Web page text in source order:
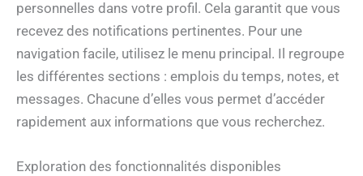
personnelles dans votre profil. Cela garantit que vous
recevez des notifications pertinentes. Pour une
navigation facile, utilisez le menu principal. Il regroupe
les différentes sections : emplois du temps, notes, et
messages. Chacune d’elles vous permet d’accéder
rapidement aux informations que vous recherchez.
Exploration des fonctionnalités disponibles